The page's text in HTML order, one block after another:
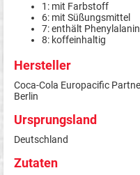
1: mit Farbstoff
6: mit Süßungsmittel
7: enthält
8: koffeinhaltig
Hersteller
Coca-Cola Europacific
Berlin
Ursprungsland
Deutschland
Zutaten